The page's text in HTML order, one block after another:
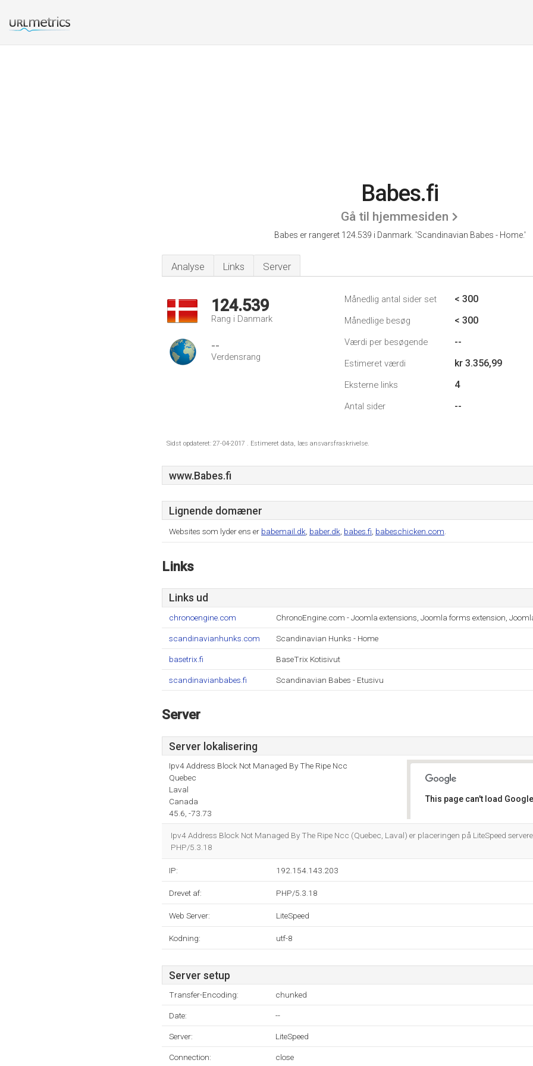
Babes.fi
Gå til hjemmesiden
Babes er rangeret 124.539 i Danmark. 'Scandinavian Babes - Home.'
Analyse Links Server
124.539
Rang i Danmark
--
Verdensrang
Månedlig antal sider set < 300
Månedlige besøg < 300
Værdi per besøgende --
Estimeret værdi kr 3.356,99
Eksterne links 4
Antal sider --
Sidst opdateret: 27-04-2017 . Estimeret data, læs ansvarsfraskrivelse.
www.Babes.fi
Lignende domæner
Websites som lyder ens er babemail.dk baber.dk babes.fi babeschicken.com
Links
Links ud
chronoengine.com ChronoEngine.com - Joomla extensions, Joomla forms extension,
scandinavianhunks.com Scandinavian Hunks - Home
basetrix.fi BaseTrix Kotisivut
scandinavianbabes.fi Scandinavian Babes - Etusivu
Server
Server lokalisering
Ipv4 Address Block Not Managed By The Ripe Ncc
Quebec
Laval
Canada
45.6, -73.73
This page can't load
Do you own this website?
Ipv4 Address Block Not Managed By The Ripe Ncc (Quebec, Laval) er placeringen på LiteSpeed
PHP/5.3.18
IP: 192.154.143.203
Drevet af: PHP/5.3.18
Web Server: LiteSpeed
Kodning: utf-8
Server setup
Transfer-Encoding: chunked
Date: --
Server: LiteSpeed
Connection: close